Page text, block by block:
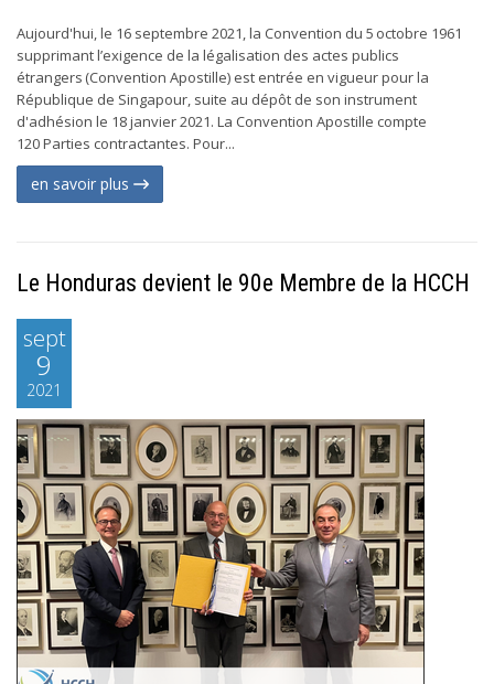
Aujourd'hui, le 16 septembre 2021, la Convention du 5 octobre 1961
supprimant l’exigence de la légalisation des actes publics
étrangers (Convention Apostille) est entrée en vigueur pour la
République de Singapour, suite au dépôt de son instrument
d'adhésion le 18 janvier 2021. La Convention Apostille compte
120 Parties contractantes. Pour...
en savoir plus
Le Honduras devient le 90e Membre de la HCCH
sept
9
2021